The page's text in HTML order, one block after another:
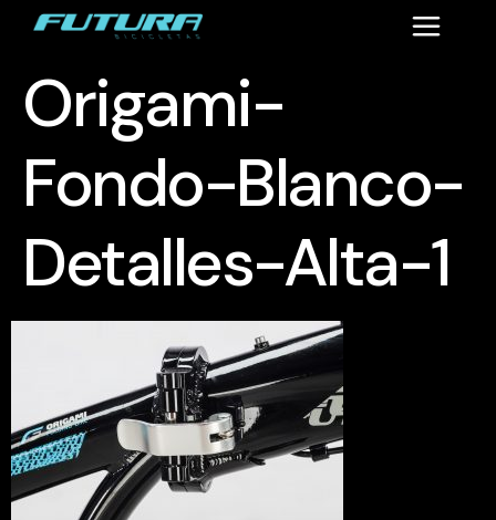
Origami-
Fondo-Blanco-
Detalles-Alta-1